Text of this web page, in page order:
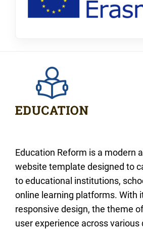
Education Reform is a modern
website template designed to
to educational institutions,
online learning platforms. With
responsive design, the theme
user experience across various